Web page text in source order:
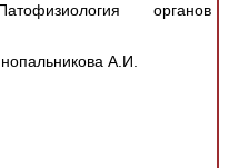
органов
А.И.